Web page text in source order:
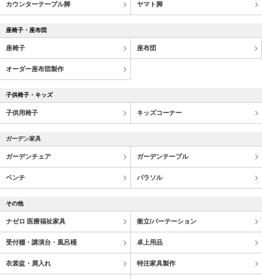
カウンターテーブル脚 ヤマト脚
座椅子・座布団
座椅子 座布団
オーダー座布団製作
子供椅子・キッズ
子供用椅子 キッズコーナー
ガーデン家具
ガーデンチェア ガーデンテーブル
ベンチ パラソル
その他
ナゼロ 医療福祉家具 衝立/パーテーション
受付棚・講演台・風呂桶 卓上用品
衣裳盆・屑入れ 特注家具製作